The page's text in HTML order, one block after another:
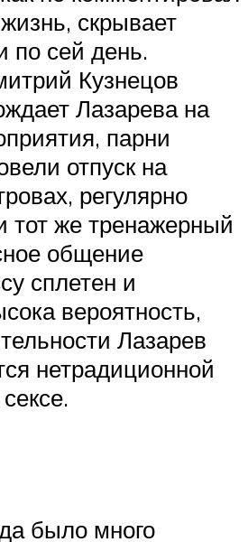
скрывает
по сей день.
Кузнецов
Лазарева на
парни
отпуск на
регулярно
тот же тренажерный
общение
сплетен и
вероятность,
Лазарев
нетрадиционной
было много